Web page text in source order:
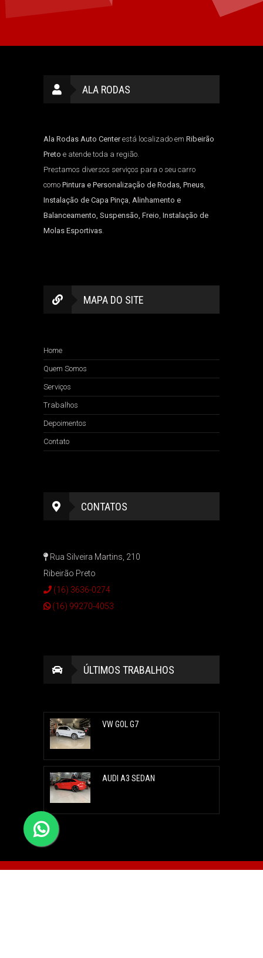
ALA RODAS
Ala Rodas Auto Centerestá localizado em Ribeirão
Preto e atende toda a região.
Prestamos diversos serviços para o seu carro
como Pintura e Personalização de Rodas, Pneus,
Instalação de Capa Pinça, Alinhamento e
Balanceamento, Suspensão, Freio, Instalação de
Molas Esportivas.
MAPA DO SITE
Home
Quem Somos
Serviços
Trabalhos
Depoimentos
Contato
CONTATOS
Rua Silveira Martins, 210
Ribeirão Preto
(16) 3636-0274
(16) 99270-4053
ÚLTIMOS TRABALHOS
VW GOL G7
AUDI A3 SEDAN